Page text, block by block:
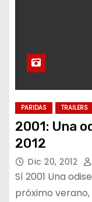
PARIDAS TRAILERS
2001: Una
2012
Dic 20, 2012
Sí 2001 Una
próximo